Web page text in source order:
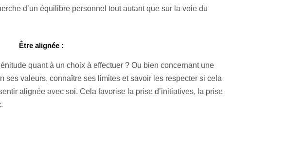
d’un équilibre personnel tout autant que sur la voie du
Être alignée :
quant à un choix à effectuer ? Ou bien concernant une
ses valeurs, connaître ses limites et savoir les respecter si cela
alignée avec soi. Cela favorise la prise d’initiatives, la prise